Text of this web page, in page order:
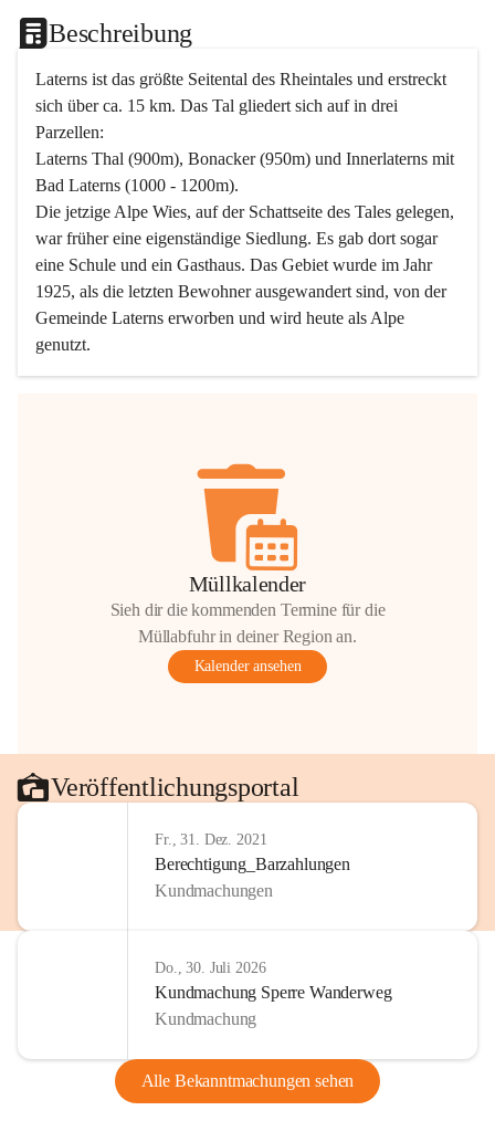
Beschreibung
Laterns ist das größte Seitental des Rheintales und erstreckt
sich über ca. 15 km. Das Tal gliedert sich auf in drei
Parzellen:
Laterns Thal (900m), Bonacker (950m) und Innerlaterns mit
Bad Laterns (1000 - 1200m).
Die jetzige Alpe Wies, auf der Schattseite des Tales gelegen,
war früher eine eigenständige Siedlung. Es gab dort sogar
eine Schule und ein Gasthaus. Das Gebiet wurde im Jahr
1925, als die letzten Bewohner ausgewandert sind, von der
Gemeinde Laterns erworben und wird heute als Alpe
genutzt.
Müllkalender
Sieh dir die kommenden Termine für die
Müllabfuhr in deiner Region an.
Kalender ansehen
Veröffentlichungsportal
Fr., 31. Dez. 2021
Berechtigung_Barzahlungen
Kundmachungen
Do., 30. Juli 2026
Kundmachung Sperre Wanderweg
Kundmachung
Alle Bekanntmachungen sehen